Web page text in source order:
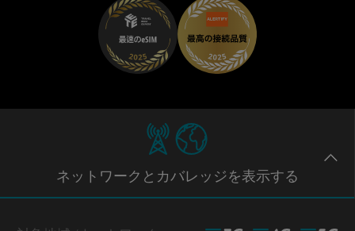
ネットワークとカバレッジを表示する